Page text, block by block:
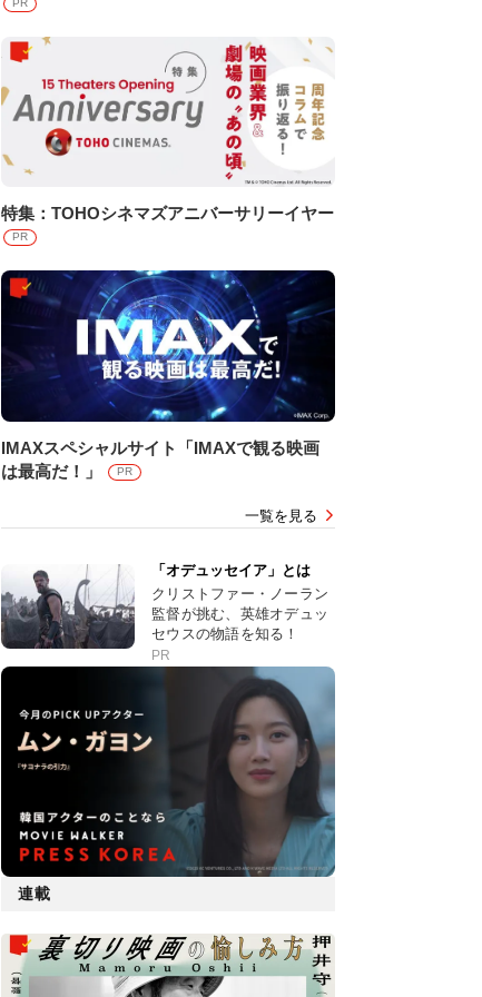
PR
特集：TOHOシネマズアニバーサリーイヤー
PR
IMAXスペシャルサイト「IMAXで観る映画
は最高だ！」
PR
一覧を見る
「オデュッセイア」とは
クリストファー・ノーラン
監督が挑む、英雄オデュッ
セウスの物語を知る！
PR
連載